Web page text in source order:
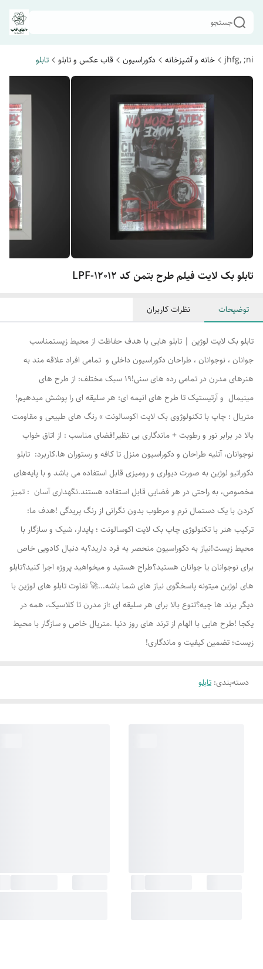
جستجو
jhfg, ;ni خانه و آشپزخانه دکوراسیون قاب عکس و تابلو تابلو
تابلو بک لایت فیلم طرح بتمن کد LPF-12012
توضیحات نظرات کاربران
تابلو بک لایت لوژین | تابلو هایی با هدف حفاظت از محیط زیستمناسب
جوانان ، نوجوانان ، طراحان دکوراسیون داخلی و تمامی افراد علاقه مند به
هنرهای مدرن در تمامی رده های سنی!۱۹ سبک مختلف: از طرح های
مینیمال و آرتیستیک تا طرح های انیمه ای؛ هر سلیقه ای را پوشش میدهیم!
متریال : چاپ با تکنولوژوی بک لایت اکوسالونت » رنگ های طبیعی و مقاومت
بالا در برابر نور و رطوبت + ماندگاری بی نظیر!فضای مناسب : از اتاق خواب
نوجوانان، آتلیه طراحان و دکوراسیون منزل تا کافه و رستوران ها.کاربرد: تابلو
دکوراتیو لوژین به صورت دیواری و رومیزی قابل استفاده می باشد و با پایه‌های
مخصوص، به راحتی در هر فضایی قابل استفاده هستند.نگهداری آسان : تمیز
کردن با یک دستمال نرم و مرطوب بدون نگرانی از رنگ پریدگی !هدف ما:
ترکیب هنر با تکنولوژی چاپ بک لایت اکوسالونت ؛ پایدار، شیک و سازگار با
محیط زیست!نیاز به دکوراسیون منحصر به فرد دارید؟به دنبال کادویی خاص
برای نوجوانان یا جوانان هستید؟طراح هستید و میخواهید پروژه اجرا کنید؟تابلو
های لوژين میتونه پاسخگوی نیاز های شما باشه...🚀 تفاوت تابلو های لوژين با
دیگر برند ها چیه؟تنوع بالا برای هر سلیقه ای ؛از مدرن تا کلاسیک، همه در
یکجا !طرح هایی با الهام از ترند های روز دنیا .متریال خاص و سازگار با محیط
زیست؛ تضمین کیفیت و ماندگاری!
دسته‌بندی: تابلو